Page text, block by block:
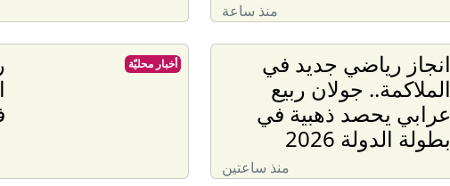
منذ ساعة
انجاز رياضي جديد في
الملاكمة.. جولان ربيع
عرابي يحصد ذهبية في
بطولة الدولة 2026
منذ ساعتين
أخبار محليّة